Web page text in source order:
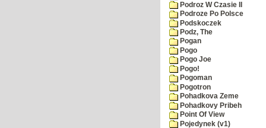
Podroz W Czasie II
Podroze Po Polsce
Podskoczek
Podz, The
Pogan
Pogo
Pogo Joe
Pogo!
Pogoman
Pogotron
Pohadkova Zeme
Pohadkovy Pribeh
Point Of View
Pojedynek (v1)